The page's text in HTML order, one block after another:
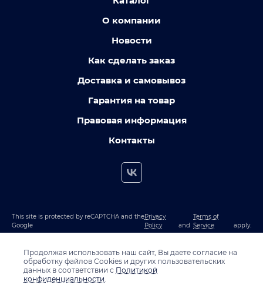
О компании
Новости
Как сделать заказ
Доставка и самовывоз
Гарантия на товар
Правовая информация
Контакты
This site is protected by reCAPTCHA and the
Google
Privacy
Policy
and
Terms of
Service
apply.
Продолжая использовать наш сайт, Вы даете согласие на
обработку файлов Cookies и других пользовательских
данных в соответствии с Политикой
конфиденциальности.